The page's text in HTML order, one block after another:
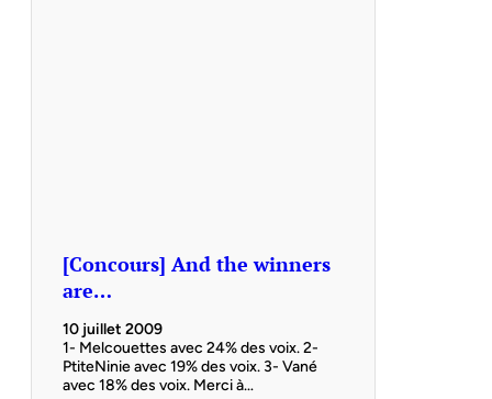
[Concours] And the winners
are…
10 juillet 2009
1- Melcouettes avec 24% des voix. 2-
PtiteNinie avec 19% des voix. 3- Vané
avec 18% des voix. Merci à…